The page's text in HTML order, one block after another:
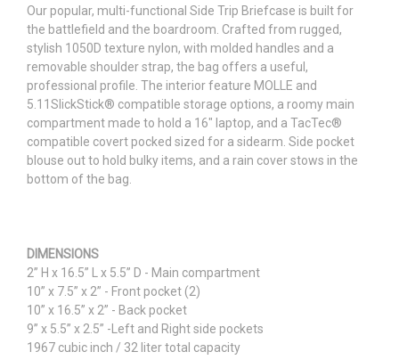
Our popular, multi-functional Side Trip Briefcase is built for
the battlefield and the boardroom. Crafted from rugged,
stylish 1050D texture nylon, with molded handles and a
removable shoulder strap, the bag offers a useful,
professional profile. The interior feature MOLLE and
5.11SlickStick® compatible storage options, a roomy main
compartment made to hold a 16" laptop, and a TacTec®
compatible covert pocked sized for a sidearm. Side pocket
blouse out to hold bulky items, and a rain cover stows in the
bottom of the bag.
DIMENSIONS
2” H x 16.5” L x 5.5” D - Main compartment
10” x 7.5” x 2” - Front pocket (2)
10” x 16.5” x 2” - Back pocket
9” x 5.5” x 2.5” -Left and Right side pockets
1967 cubic inch / 32 liter total capacity